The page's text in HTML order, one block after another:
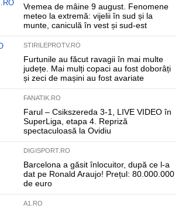
Vremea de mâine 9 august. Fenomene
meteo la extremă: vijelii în sud și la
munte, caniculă în vest și sud-est
STIRILEPROTV.RO
Furtunile au făcut ravagii în mai multe
județe. Mai mulți copaci au fost doborâți
și zeci de mașini au fost avariate
FANATIK.RO
Farul – Csikszereda 3-1, LIVE VIDEO în
SuperLiga, etapa 4. Repriză
spectaculoasă la Ovidiu
DIGISPORT.RO
Barcelona a găsit înlocuitor, după ce l-a
dat pe Ronald Araujo! Prețul: 80.000.000
de euro
A1.RO